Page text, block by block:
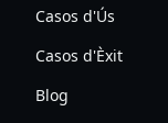
Casos d'Ús
Casos d'Èxit
Blog